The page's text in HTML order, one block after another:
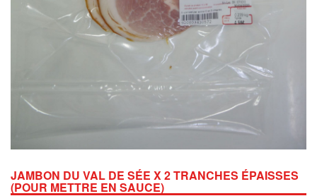
JAMBON DU VAL DE SÉE X 2 TRANCHES ÉPAISSES
(POUR METTRE EN SAUCE)